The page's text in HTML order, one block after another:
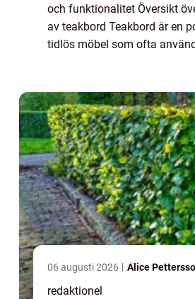
och funktionalitet Översikt
av teakbord Teakbord är en
tidlös möbel som ofta
06 augusti 2026 Alice
redaktionel